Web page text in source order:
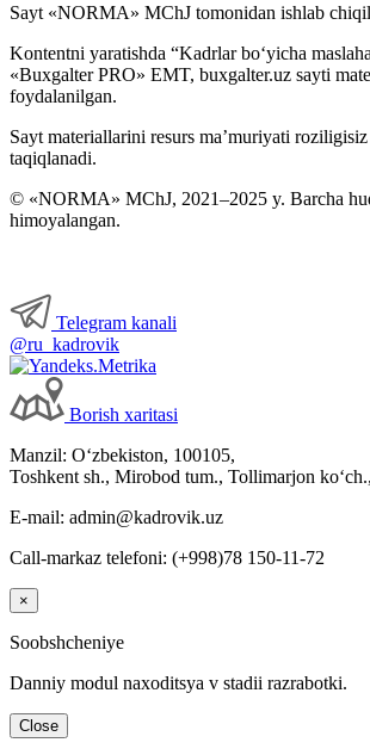
Sayt «NORMA» MChJ tomonidan ishlab
Kontentni yaratishda “Kadrlar boʻyicha
«Buxgalter PRO» EMT, buxgalter.uz sayti
foydalanilgan.
Sayt materiallarini resurs ma’muriyati
taqiqlanadi.
© «NORMA» MChJ, 2021–2025 y. Barcha
himoyalangan.
Telegram kanali
@ru_kadrovik
Borish хaritasi
Manzil: Oʻzbekiston, 100105,
Toshkent sh., Mirobod tum., Tollimarjon
E-mail: admin@kadrovik.uz
Call-markaz telefoni: (+998)78 150-11-72
×
Soobshcheniye
Danniy modul naхoditsya v stadii razrabotki.
Close